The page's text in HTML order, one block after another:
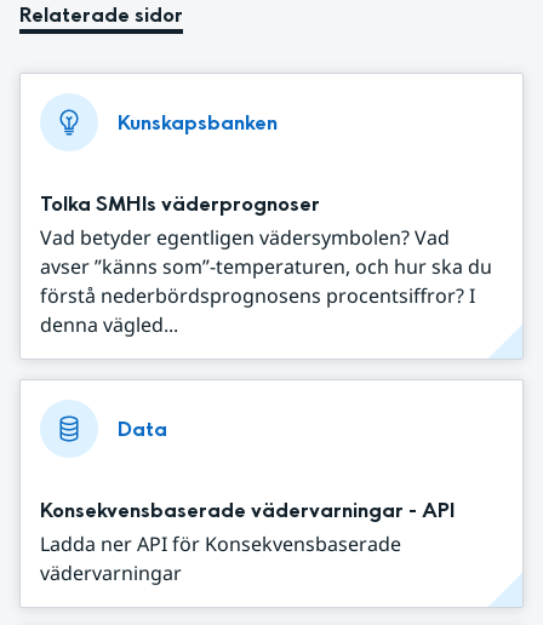
Relaterade sidor
Kunskapsbanken
Tolka SMHIs väderprognoser
Vad betyder egentligen vädersymbolen? Vad
avser ”känns som”-temperaturen, och hur ska du
förstå nederbördsprognosens procentsiffror? I
denna vägled...
Data
Konsekvensbaserade vädervarningar - API
Ladda ner API för Konsekvensbaserade
vädervarningar